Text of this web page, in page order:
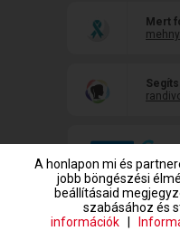
Mert
A honlapon mi és
jobb böngészési
beállításaid
szabásához és
információk